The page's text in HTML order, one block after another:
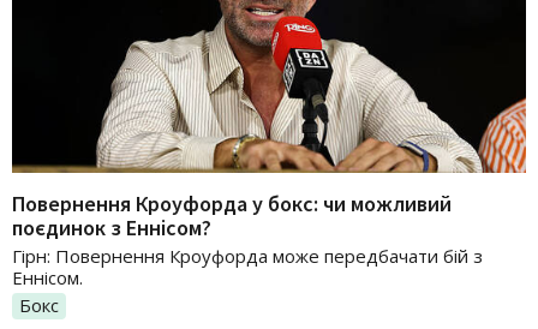
Повернення Кроуфорда у бокс: чи можливий
поєдинок з Еннісом?
Гірн: Повернення Кроуфорда може передбачати бій з
Еннісом.
Бокс